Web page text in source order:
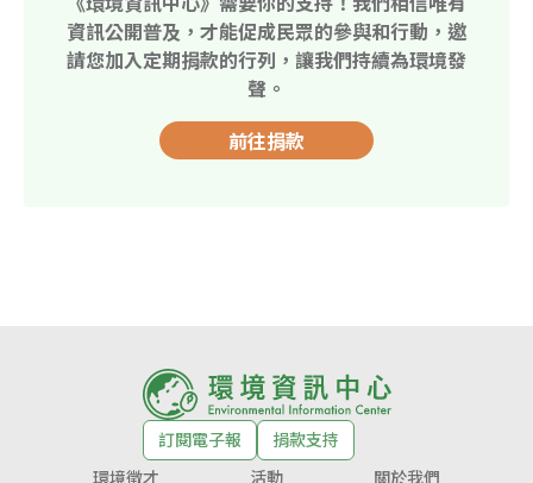
資訊公開普及，才能促成民眾的參與和行動，邀
請您加入定期捐款的行列，讓我們持續為環境發
聲。
前往捐款
訂閱電子報
捐款支持
環境徵才
活動 關於我們